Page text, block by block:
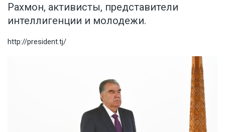
Рахмон, активисты, представители
интеллигенции и молодежи.
http://president.tj/